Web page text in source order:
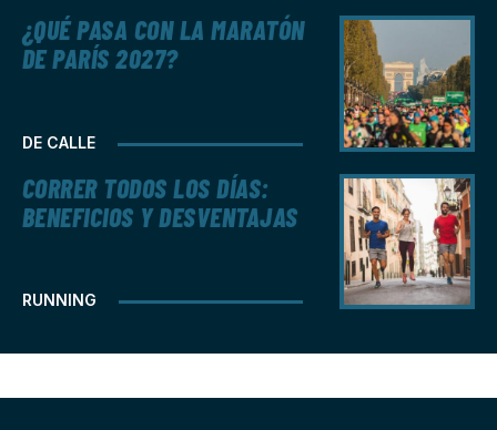
DE CALLE
¿QUÉ PASA CON LA MARATÓN
DE PARÍS 2027?
RUNNING
CORRER TODOS LOS DÍAS:
BENEFICIOS Y DESVENTAJAS